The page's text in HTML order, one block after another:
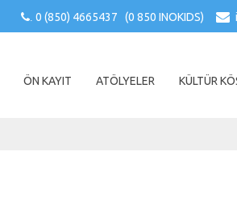
0 (850) 4665437 (0 850 INOKIDS)
ÖN KAYIT ATÖLYELER KÜLTÜR